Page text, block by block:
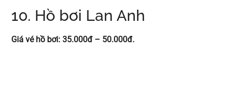
10. Hồ bơi Lan Anh
Giá vé hồ bơi: 35.000đ – 50.000đ.